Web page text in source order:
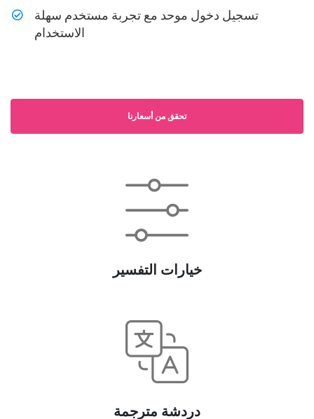
تسجيل دخول موحد مع تجربة مستخدم سهلة
الاستخدام
تحقق من أسعارنا
خيارات التفسير
دردشة مترجمة